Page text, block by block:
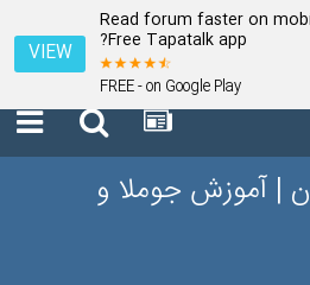
Read forum faster on
Free Tapatalk app?
FREE - on Google Play
VIEW
| آموزش جوملا و